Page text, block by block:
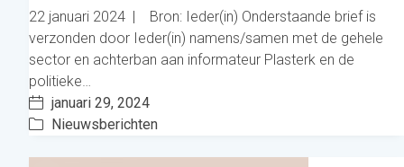
22 januari 2024 | Bron: Ieder(in) Onderstaande brief is
verzonden door Ieder(in) namens/samen met de gehele
sector en achterban aan informateur Plasterk en de
politieke…
januari 29, 2024
Nieuwsberichten